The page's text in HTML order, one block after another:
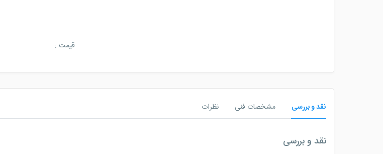
قیمت :
نقد و بررسی مشخصات فنی نظرات
نقد و بررسی